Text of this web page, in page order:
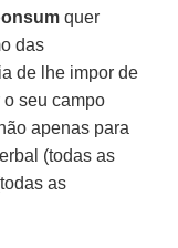
quer
das
de lhe impor de
seu campo
apenas para
(todas as
as